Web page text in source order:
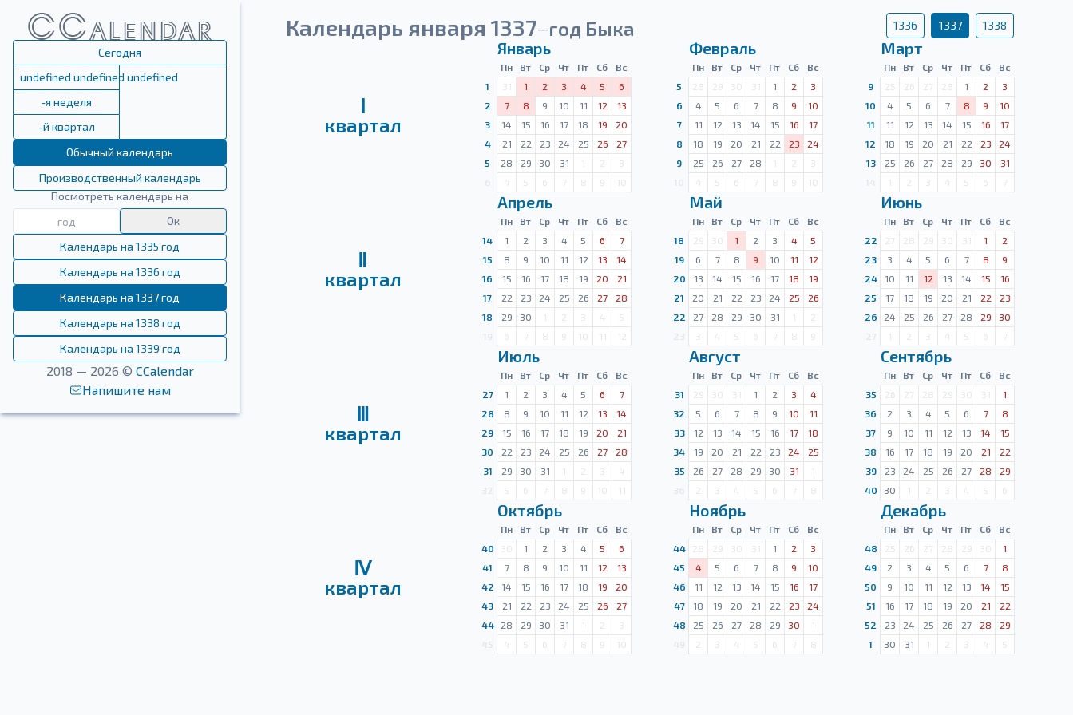
Сегодня
undefined undefined undefined
-я неделя
-й квартал
Обычный календарь
Производственный календарь
Посмотреть календарь на
Ок
Календарь на 1335 год
Календарь на 1336 год
Календарь на 1337 год
Календарь на 1338 год
Календарь на 1339 год
2018 — 2026 © CCalendar
Напишите нам
Календарь января 1337—год Быка 1336 1337 1338
Ⅰ
квартал
Январь
Пн Вт Ср Чт Пт Сб
Вс
1
31 1 2 3 4 5
6
2
7 8 9 10 11 12
13
3
14 15 16 17 18 19
20
4
21 22 23 24 25 26
27
5
28 29 30 31 1 2
3
4 5 6 7 8 9 10
Февраль
Пн Вт Ср Чт Пт Сб
Вс
5
28 29 30 31 1 2
3
6
4 5 6 7 8 9
10
7
11 12 13 14 15 16
17
8
18 19 20 21 22 23
24
9
25 26 27 28 1 2
3
4 5 6 7 8 9 10
Март
Пн Вт Ср Чт Пт Сб
Вс
9
25 26 27 28 1 2
3
10
4 5 6 7 8 9
10
11
11 12 13 14 15 16
17
12
18 19 20 21 22 23
24
13
25 26 27 28 29 30
31
1 2 3 4 5 6 7
Ⅱ
квартал
Апрель
Пн Вт Ср Чт Пт Сб
Вс
14
1 2 3 4 5 6
7
15
8 9 10 11 12 13
14
16
15 16 17 18 19 20
21
17
22 23 24 25 26 27
28
18
29 30 1 2 3 4
5
6 7 8 9 10 11 12
Май
Пн Вт Ср Чт Пт Сб
Вс
18
29 30 1 2 3 4
5
19
6 7 8 9 10 11
12
20
13 14 15 16 17 18
19
21
20 21 22 23 24 25
26
22
27 28 29 30 31 1
2
3 4 5 6 7 8 9
Июнь
Пн Вт Ср Чт Пт Сб
Вс
22
27 28 29 30 31 1
2
23
3 4 5 6 7 8
9
24
10 11 12 13 14 15
16
25
17 18 19 20 21 22
23
26
24 25 26 27 28 29
30
1 2 3 4 5 6 7
Ⅲ
квартал
Июль
Пн Вт Ср Чт Пт Сб
Вс
27
1 2 3 4 5 6
7
28
8 9 10 11 12 13
14
29
15 16 17 18 19 20
21
30
22 23 24 25 26 27
28
31
29 30 31 1 2 3
4
5 6 7 8 9 10 11
Август
Пн Вт Ср Чт Пт Сб
Вс
31
29 30 31 1 2 3
4
32
5 6 7 8 9 10
11
33
12 13 14 15 16 17
18
34
19 20 21 22 23 24
25
35
26 27 28 29 30 31
1
2 3 4 5 6 7 8
Сентябрь
Пн Вт Ср Чт Пт Сб
Вс
35
26 27 28 29 30 31
1
36
2 3 4 5 6 7
8
37
9 10 11 12 13 14
15
38
16 17 18 19 20 21
22
39
23 24 25 26 27 28
29
40
30 1 2 3 4 5 6
Ⅳ
квартал
Октябрь
Пн Вт Ср Чт Пт Сб
Вс
40
30 1 2 3 4 5
6
41
7 8 9 10 11 12
13
42
14 15 16 17 18 19
20
43
21 22 23 24 25 26
27
44
28 29 30 31 1 2
3
4 5 6 7 8 9 10
Ноябрь
Пн Вт Ср Чт Пт Сб
Вс
44
28 29 30 31 1 2
3
45
4 5 6 7 8 9
10
46
11 12 13 14 15 16
17
47
18 19 20 21 22 23
24
48
25 26 27 28 29 30
1
2 3 4 5 6 7 8
Декабрь
Пн Вт Ср Чт Пт Сб
Вс
48
25 26 27 28 29 30
1
49
2 3 4 5 6 7
8
50
9 10 11 12 13 14
15
51
16 17 18 19 20 21
22
52
23 24 25 26 27 28
29
1
30 31 1 2 3 4 5